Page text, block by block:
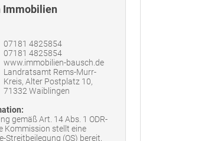
Immobilien
07181 4825854
07181 4825854
www.immobilien-bausch.de
Landratsamt Rems-Murr-
Kreis, Alter Postplatz 10,
71332 Waiblingen
gemäß Art. 14 Abs. 1 ODR-
Kommission stellt eine
Streitbeilegung (OS) bereit,